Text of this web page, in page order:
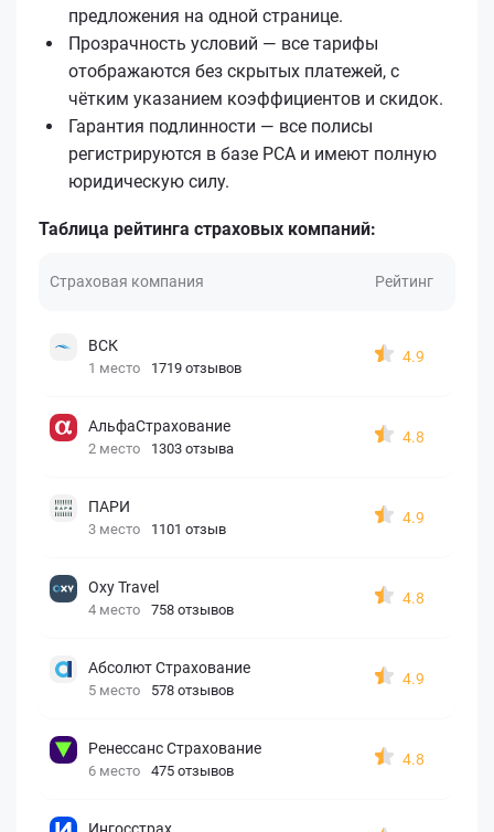
предложения на одной странице.
Прозрачность условий — все тарифы
отображаются без скрытых платежей, с
чётким указанием коэффициентов и скидок.
Гарантия подлинности — все полисы
регистрируются в базе РСА и имеют полную
юридическую силу.
Таблица рейтинга страховых компаний:
Страховая компания Рейтинг
ВСК
1 место 1719 отзывов
4.9
АльфаСтрахование
2 место 1303 отзыва
4.8
ПАРИ
3 место 1101 отзыв
4.9
Oxy Travel
4 место 758 отзывов
4.8
Абсолют Страхование
5 место 578 отзывов
4.9
Ренессанс Страхование
6 место 475 отзывов
4.8
Ингосстрах